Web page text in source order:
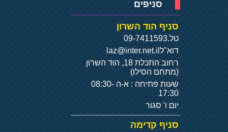
סניפים
סניף הוד השרון
טל.09-7411593
דוא"ל laz@inter.net.il
רחוב התכלת 18, הוד השרון
(מתחם הסילו)
שעות פתיחה : א-ה 08:30-
17:30
יום ו' סגור
סניף קדימה